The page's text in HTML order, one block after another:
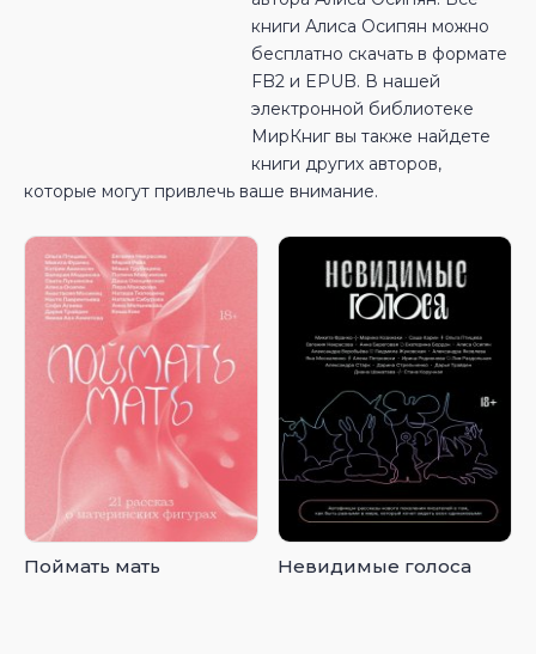
книги Алиса Осипян можно
бесплатно скачать в формате
FB2 и EPUB. В нашей
электронной библиотеке
МирКниг вы также найдете
книги других авторов,
которые могут привлечь ваше внимание.
Поймать мать Невидимые голоса